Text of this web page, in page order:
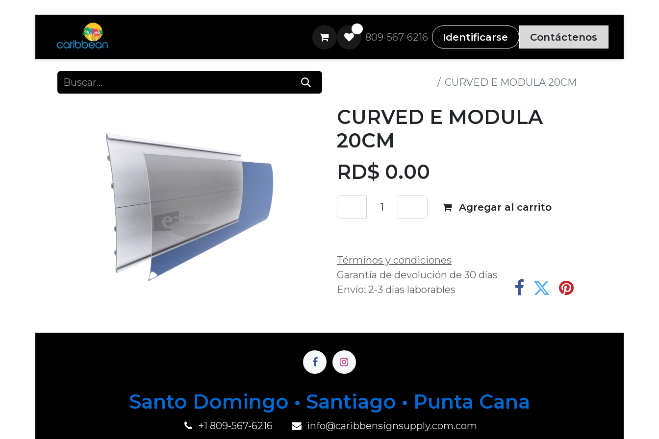
809-567-6216 Identificarse Contáctenos
CURVED E MODULA 20CM
CURVED E MODULA
20CM
RD$ 0.00
Agregar al carrito
Términos y condiciones
Garantía de devolución de 30 días
Envío: 2-3 días laborables
Santo Domingo • Santiago • Punta Cana
+1 809-567-6216 info@caribbensignsupply.com.com